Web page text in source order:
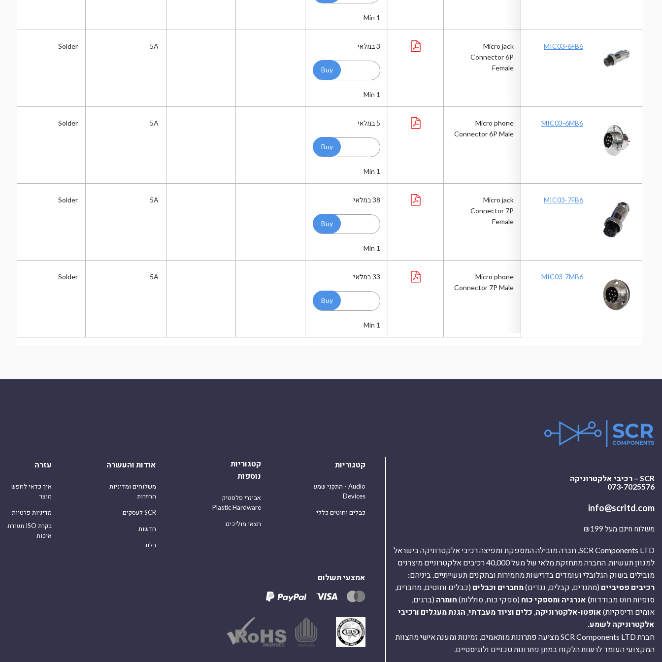
Min 1
MIC03-6FB6
Micro jack
Connector 6P
Female
3 במלאי
Min 1
5A
Solder
MIC03-6MB6
Micro phone
Connector 6P Male
5 במלאי
Min 1
5A
Solder
MIC03-7FB6
Micro jack
Connector 7P
Female
38 במלאי
Min 1
5A
Solder
MIC03-7MB6
Micro phone
Connector 7P Male
33 במלאי
Min 1
5A
Solder
SCR – רכיבי אלקטרוניקה
073-7025576
info@scrltd.com
משלוח חינם מעל ₪199
SCR Components LTD, חברה מובילה המספקת ומפיצה רכיבי אלקטרוניקה בישראל
למגוון תעשיות. החברה מתחזקת מלאי של מעל 40,000 רכיבים אלקטרוניים מיצרנים
מובילים בשוק הגלובלי ועומדים בדרישות מחמירות ובתקנים תעשייתיים. ביניהם:
רכיבים פסיביים (מתנדים, קבלים, נגדים)מחברים וכבלים (כבלים וחוטים, מחברים,
סופיות חוט מבודדות) אנרגיה ומספקי כוח (ספקי כוח, סוללות) חומרה (ברגים,
אומים ודיסקיות) אופטו-אלקטרוניקה, כלים וציוד מעבדתי, הגנת מעגלים ורכיבי
אלקטרוניקה לשמע.
חברת SCR Components LTD מציעה פתרונות מותאמים, זמינות ומענה אישי מהצוות
המקצועי העומד לרשות הלקוח במתן פתרונות טכניים ולוגיסטיים.
קטגוריות
התקני שמע - Audio
Devices
כבלים וחוטים כללי
קטגוריות
נוספות
אביזרי פלסטיק
Plastic Hardware
חצאי מוליכים
אודות והעשרה
משלוחים ומדיניות
החזרות
לעסקים SCR
חדשות
בלוג
עזרה
איך כדאי לחפש
מוצר
מדיניות פרטיות
תעודת ISO בקרת
איכות
אמצעי תשלום